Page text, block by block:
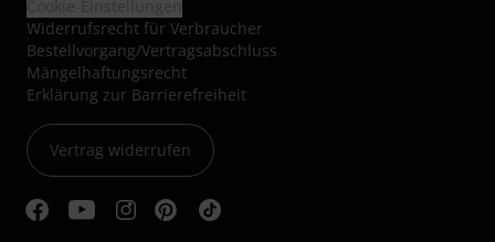
Widerrufsrecht für Verbraucher
Bestellvorgang/Vertragsabschluss
Mängelhaftungsrecht
Erklärung zur Barrierefreiheit
Vertrag widerrufen